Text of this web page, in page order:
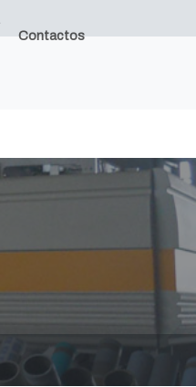
Contactos